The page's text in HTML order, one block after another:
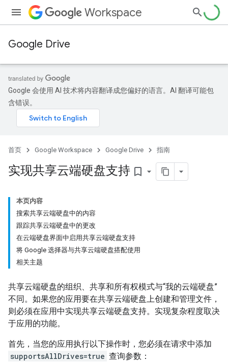
Workspace
Google Drive
Google 会使用 AI 技术将内容翻译成您偏好的语言。AI 翻译可能包
含错误。
首页 Google Workspace Google Drive 指南
实现共享云端硬盘支持 bookmark_border
本页内容
搜索共享云端硬盘中的内容
跟踪共享云端硬盘中的更改
在云端硬盘界面中启用共享云端硬盘支持
将 Google 选择器与共享云端硬盘搭配使用
相关主题
共享云端硬盘的组织、共享和所有权模式与“我的云端硬盘”
不同。如果您的应用要在共享云端硬盘上创建和管理文件，
则必须在应用中实现共享云端硬盘支持。实现复杂程度取决
于应用的功能。
首先，当您的应用执行以下操作时，您必须在请求中添加
supportsAllDrives=true 查询参数：